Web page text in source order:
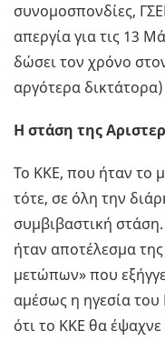
συνομοσπονδίες,
απεργία για τις 13
δώσει τον χρόνο
αργότερα
Η στάση της
Το ΚΚΕ, που ήταν το
τότε, σε όλη την
συμβιβαστική
ήταν αποτέλεσμα
μετώπων» που
αμέσως η ηγεσία του
ότι το ΚΚΕ θα